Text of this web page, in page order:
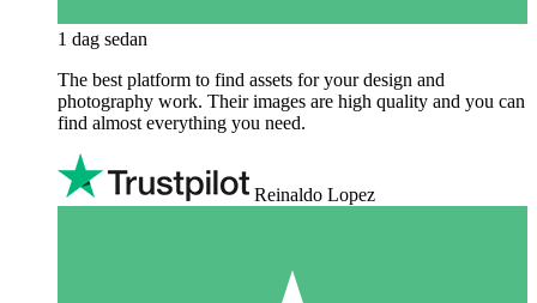
1 dag sedan
The best platform to find assets for your design and
photography work. Their images are high quality and you can
find almost everything you need.
Reinaldo Lopez